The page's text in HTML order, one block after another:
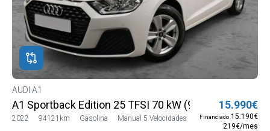
AUDI A1
A1 Sportback Edition 25 TFSI 70 kW (95 CV)
2022 94121km Gasolina Manual 5 Velocidades
15.990€
Financiado 15.190€
219€/mes